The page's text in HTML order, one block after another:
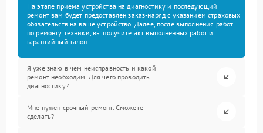
На этапе приема устройства на диагностику и последующий
ремонт вам будет предоставлен заказ-наряд с указанием страховых
обязательств на ваше устройство. Далее, после выполнения работ
по ремонту техники, вы получите акт выполненных работ и
гарантийный талон.
Я уже знаю в чем неисправность и какой
ремонт необходим. Для чего проводить
диагностику?
Мне нужен срочный ремонт. Сможете
сделать?